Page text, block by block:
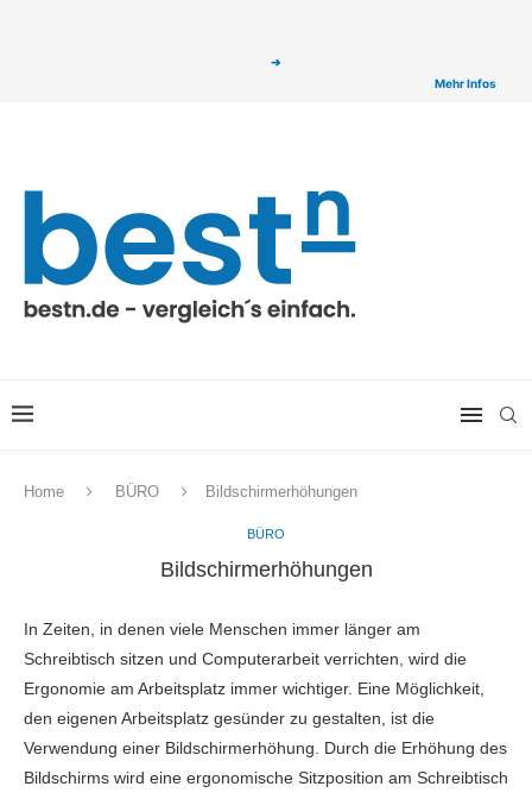
➔
Mehr Infos
Home BÜRO Bildschirmerhöhungen
BÜRO
Bildschirmerhöhungen
In Zeiten, in denen viele Menschen immer länger am
Schreibtisch sitzen und Computerarbeit verrichten, wird die
Ergonomie am Arbeitsplatz immer wichtiger. Eine Möglichkeit,
den eigenen Arbeitsplatz gesünder zu gestalten, ist die
Verwendung einer Bildschirmerhöhung. Durch die Erhöhung des
Bildschirms wird eine ergonomische Sitzposition am Schreibtisch